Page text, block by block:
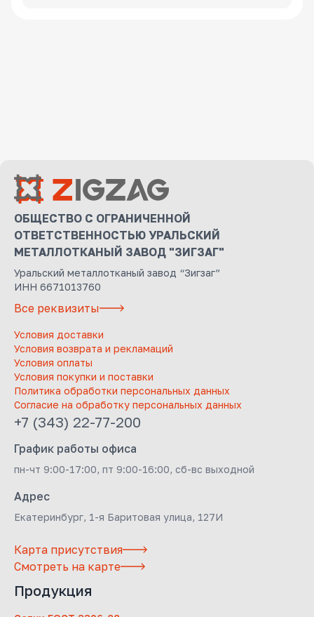
ОБЩЕСТВО С ОГРАНИЧЕННОЙ
ОТВЕТСТВЕННОСТЬЮ УРАЛЬСКИЙ
МЕТАЛЛОТКАНЫЙ ЗАВОД "ЗИГЗАГ"
Уральский металлотканый завод “Зигзаг”
ИНН 6671013760
Все реквизиты
Условия доставки
Условия возврата и рекламаций
Условия оплаты
Условия покупки и поставки
Политика обработки персональных данных
Согласие на обработку персональных данных
+7 (343) 22-77-200
График работы офиса
пн-чт 9:00-17:00, пт 9:00-16:00, сб-вс выходной
Адрес
Екатеринбург, 1-я Баритовая улица, 127И
Карта присутствия
Смотреть на карте
Продукция